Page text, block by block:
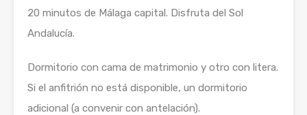
20 minutos de Málaga capital. Disfruta del Sol
Andalucía.
Dormitorio con cama de matrimonio y otro con litera.
Si el anfitrión no está disponible, un dormitorio
adicional (a convenir con antelación).